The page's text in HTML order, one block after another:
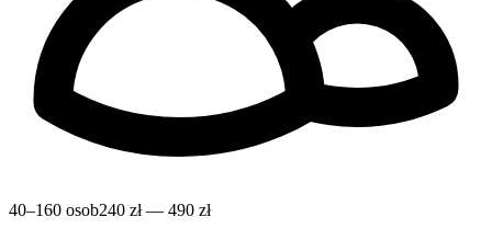
40–160 osob240 zł — 490 zł